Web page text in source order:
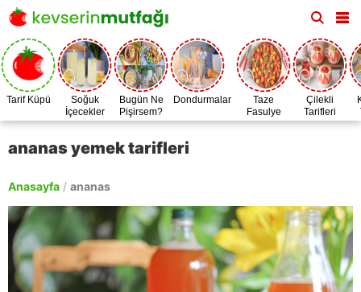
Tarif Küpü
Soğuk
İçecekler
Bugün Ne
Pişirsem?
Dondurmalar
Taze
Fasulye
Zamanı
Çilekli
Tarifleri
ananas yemek tarifleri
Anasayfa / ananas